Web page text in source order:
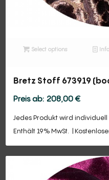
Select options
Bretz Stoff 673919
208,00€
Jedes Produkt wird
Enthält 19% MwSt.